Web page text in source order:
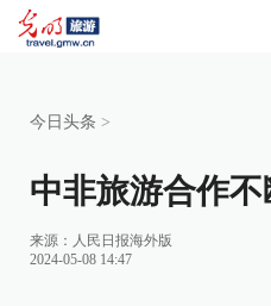
今日头条 >
中非旅游合作不
来源： 人民日报海外版
2024-05-08 14:47